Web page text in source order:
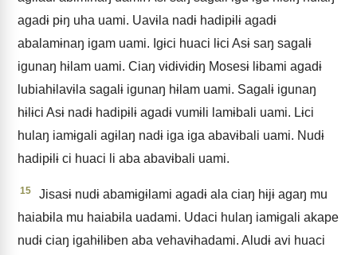
agadɨ pɨŋ uha uami. Uavɨla nadɨ hadipɨlɨ agadɨ
abalamɨnaŋ igam uami. Igɨci huaci lɨci Asɨ saŋ sagalɨ
igunaŋ hɨlam uami. Ciaŋ vɨdɨvɨdɨŋ Mosesɨ lɨbami agadɨ
lubiahɨlavɨla sagalɨ igunaŋ hɨlam uami. Sagalɨ igunaŋ
hɨlɨci Asɨ nadɨ hadipɨlɨ agadɨ vumɨli lamɨbali uami. Lɨci
hulaŋ iamɨgali agɨlaŋ nadɨ iga iga abavɨbali uami. Nudɨ
hadipɨlɨ ci huaci li aba abavɨbali uami.
15
Jisasɨ nudɨ abamɨgɨlami agadɨ ala ciaŋ hɨjɨ agaŋ mu
haiabɨla mu haiabɨla uadami. Udaci hulaŋ iamɨgali akape
nudɨ ciaŋ igahɨlɨben aba vehavɨhadami. Aludɨ avi huaci